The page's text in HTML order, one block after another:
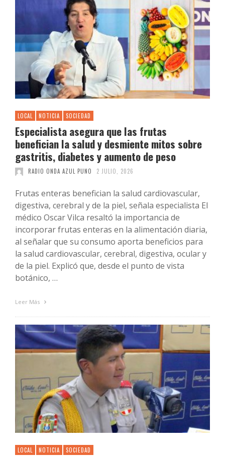
LOCAL NOTICIA SOCIEDAD
Especialista asegura que las frutas
benefician la salud y desmiente mitos sobre
gastritis, diabetes y aumento de peso
RADIO ONDA AZUL PUNO 2 JULIO, 2026
Frutas enteras benefician la salud cardiovascular,
digestiva, cerebral y de la piel, señala especialista El
médico Oscar Vilca resaltó la importancia de
incorporar frutas enteras en la alimentación diaria,
al señalar que su consumo aporta beneficios para
la salud cardiovascular, cerebral, digestiva, ocular y
de la piel. Explicó que, desde el punto de vista
botánico, …
Leer Más
LOCAL NOTICIA SOCIEDAD